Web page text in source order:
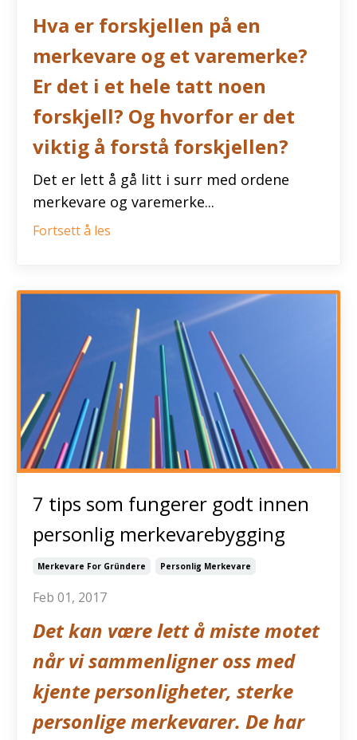
Hva er forskjellen på en
merkevare og et varemerke?
Er det i et hele tatt noen
forskjell? Og hvorfor er det
viktig å forstå forskjellen?
Det er lett å gå litt i surr med ordene
merkevare og varemerke...
Fortsett å les
7 tips som fungerer godt innen
personlig merkevarebygging
Merkevare For Gründere Personlig Merkevare
Feb 01, 2017
Det kan være lett å miste motet
når vi sammenligner oss med
kjente personligheter, sterke
personlige merkevarer. De har